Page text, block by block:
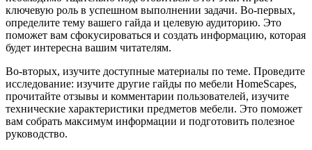
ключевую роль в успешном выполнении задачи. Во-первых,
определите тему вашего гайда и целевую аудиторию. Это
поможет вам сфокусироваться и создать информацию, которая
будет интересна вашим читателям.
Во-вторых, изучите доступные материалы по теме. Проведите
исследование: изучите другие гайды по мебели HomeScapes,
прочитайте отзывы и комментарии пользователей, изучите
технические характеристики предметов мебели. Это поможет
вам собрать максимум информации и подготовить полезное
руководство.